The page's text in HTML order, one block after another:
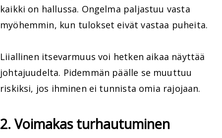
kaikki on hallussa. Ongelma paljastuu vasta
myöhemmin, kun tulokset eivät vastaa puheita.
Liiallinen itsevarmuus voi hetken aikaa näyttää
johtajuudelta. Pidemmän päälle se muuttuu
riskiksi, jos ihminen ei tunnista omia rajojaan.
2. Voimakas turhautuminen